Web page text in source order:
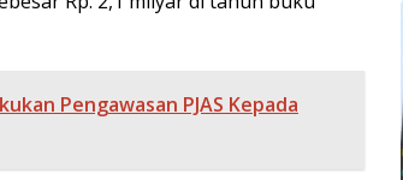
Pengawasan PJAS Kepada